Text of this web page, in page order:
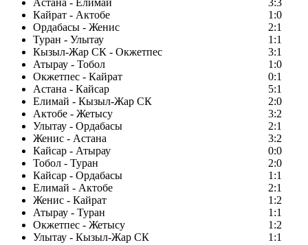
Астана - Елимай
3:3
Кайрат - Актобе
1:0
Ордабасы - Женис
2:1
Туран - Улытау
1:1
Кызыл-Жар СК - Окжетпес
3:1
Атырау - Тобол
1:0
Окжетпес - Кайрат
0:1
Астана - Кайсар
5:1
Елимай - Кызыл-Жар СК
2:0
Актобе - Жетысу
3:2
Улытау - Ордабасы
2:1
Женис - Астана
3:2
Кайсар - Атырау
0:0
Тобол - Туран
2:0
Кайсар - Ордабасы
1:1
Елимай - Актобе
2:1
Женис - Кайрат
1:2
Атырау - Туран
1:1
Окжетпес - Жетысу
1:2
Улытау - Кызыл-Жар СК
1:1